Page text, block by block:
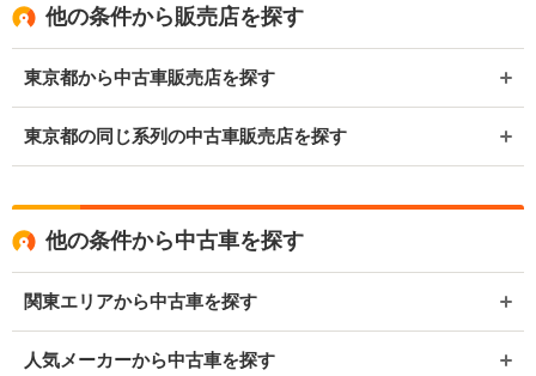
他の条件から販売店を探す
東京都から中古車販売店を探す
東京都の同じ系列の中古車販売店を探す
他の条件から中古車を探す
関東エリアから中古車を探す
人気メーカーから中古車を探す